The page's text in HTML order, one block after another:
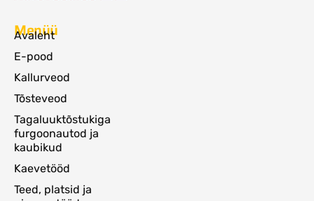
Menüü
Avaleht
E-pood
Kallurveod
Tõsteveod
Tagaluuktõstukiga
furgoonautod ja
kaubikud
Kaevetööd
Teed, platsid ja